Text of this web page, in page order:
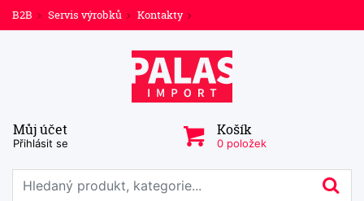
B2B Servis výrobků Kontakty
Můj účet
Přihlásit se
Košík
0 položek
Prohledat web